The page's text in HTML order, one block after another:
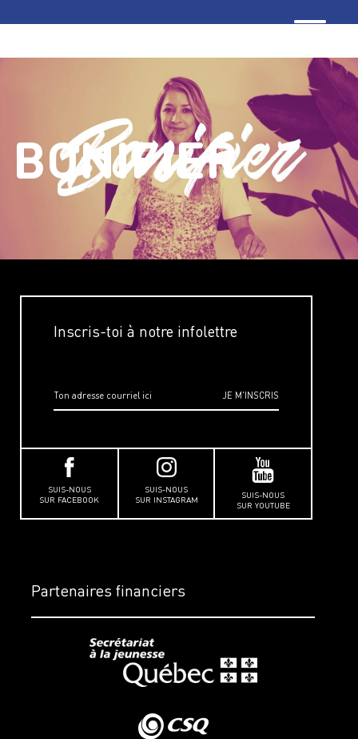
BONIFIER
Inscris-toi à notre infolettre
SUIS-NOUS
SUR FACEBOOK
SUIS-NOUS
SUR INSTAGRAM
SUIS-NOUS
SUR YOUTUBE
Partenaires financiers